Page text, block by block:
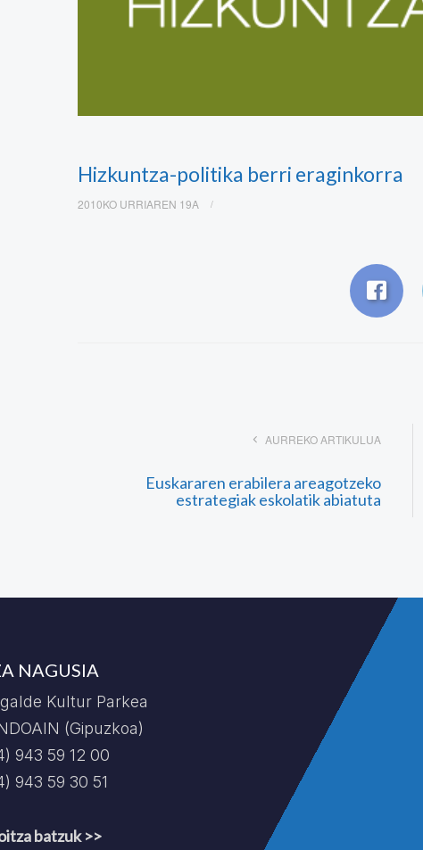
Hizkuntza-politika berri eraginkorra
2010KO URRIAREN 19A
AURREKO ARTIKULUA
Euskararen erabilera areagotzeko
estrategiak eskolatik abiatuta
NAGUSIA
Kultur Parkea
(Gipuzkoa)
943 59 12 00
943 59 30 51
batzuk >>